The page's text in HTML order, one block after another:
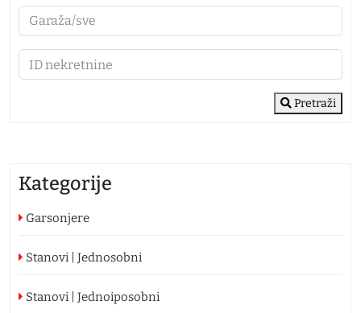
Pretraži
Kategorije
Garsonjere
Stanovi | Jednosobni
Stanovi | Jednoiposobni